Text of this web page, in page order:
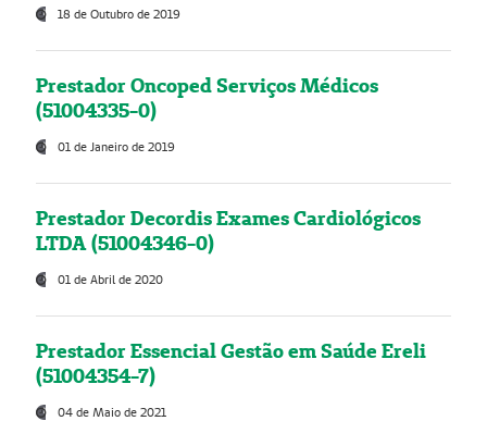
18 de Outubro de 2019
Prestador Oncoped Serviços Médicos
(51004335-0)
01 de Janeiro de 2019
Prestador Decordis Exames Cardiológicos
LTDA (51004346-0)
01 de Abril de 2020
Prestador Essencial Gestão em Saúde Ereli
(51004354-7)
04 de Maio de 2021